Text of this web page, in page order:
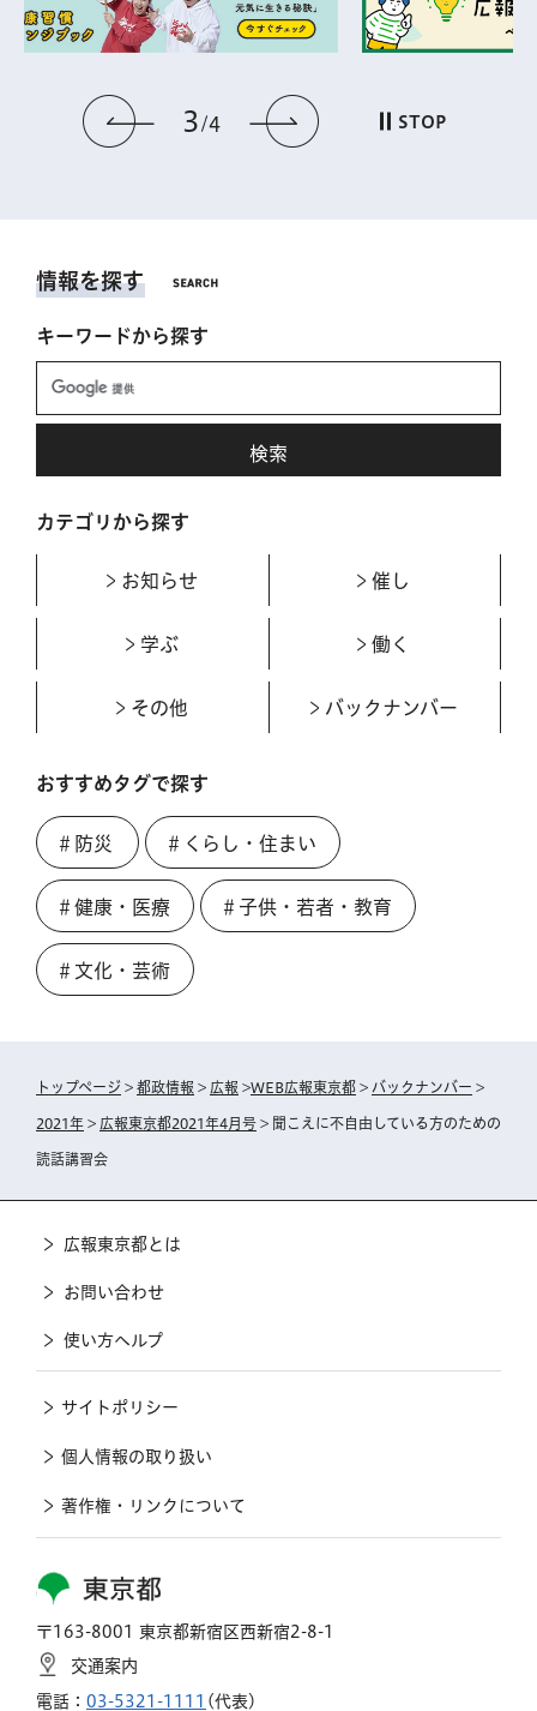
前のスライドを表示
3 4 次のスライドを表
STOP
情報を探す
キーワードから探す
カテゴリから探す
お知らせ 催し
学ぶ 働く
その他 バックナンバー
おすすめタグで探す
＃防災 ＃くらし・住まい
＃健康・医療 ＃子供・若者・教育
＃文化・芸術
トップページ > 都政情報 > 広報 >WEB広報東京都 > バックナンバー >
2021年 > 広報東京都2021年4月号 > 聞こえに不自由している方のための
読話講習会
東京都
〒163-8001 東京都新宿区西新宿2-8-1
交通案内
電話： 03-5321-1111 (代表)
広報東京都とは
お問い合わせ
使い方ヘルプ
サイトポリシー
個人情報の取り扱い
著作権・リンクについて